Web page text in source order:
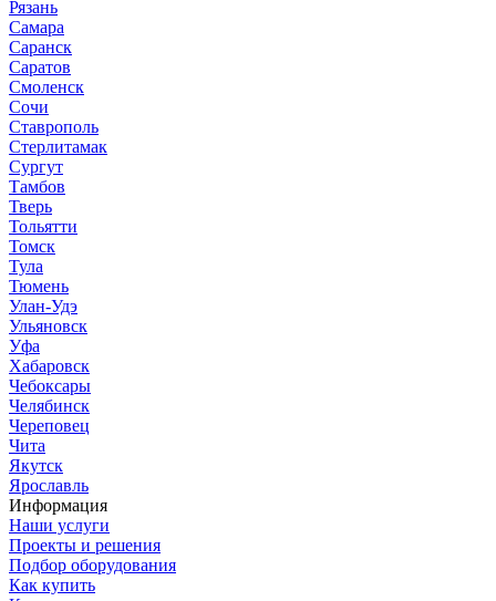
Рязань
Самара
Саранск
Саратов
Смоленск
Сочи
Ставрополь
Стерлитамак
Сургут
Тамбов
Тверь
Тольятти
Томск
Тула
Тюмень
Улан-Удэ
Ульяновск
Уфа
Хабаровск
Чебоксары
Челябинск
Череповец
Чита
Якутск
Ярославль
Информация
Наши услуги
Проекты и решения
Подбор оборудования
Как купить